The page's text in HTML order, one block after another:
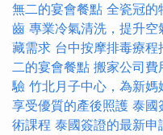
無二的宴會餐點 全瓷冠的
齒 專業冷氣清洗，提升空
藏需求 台中按摩排毒療程
二的宴會餐點 搬家公司費
驗 竹北月子中心，為新媽
享受優質的產後照護 泰國
術課程 泰國簽證的最新申